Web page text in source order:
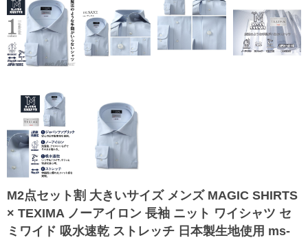
M2点セット割 大きいサイズ メンズ MAGIC SHIRTS
× TEXIMA ノーアイロン 長袖 ニット ワイシャツ セ
ミワイド 吸水速乾 ストレッチ 日本製生地使用 ms-